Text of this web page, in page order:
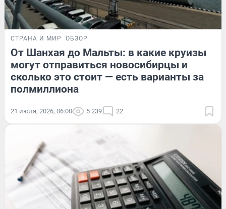
СТРАНА И МИР ОБЗОР
От Шанхая до Мальты: в какие круизы
могут отправиться новосибирцы и
сколько это стоит — есть варианты за
полмиллиона
21 июля, 2026, 06:00 5 239 22